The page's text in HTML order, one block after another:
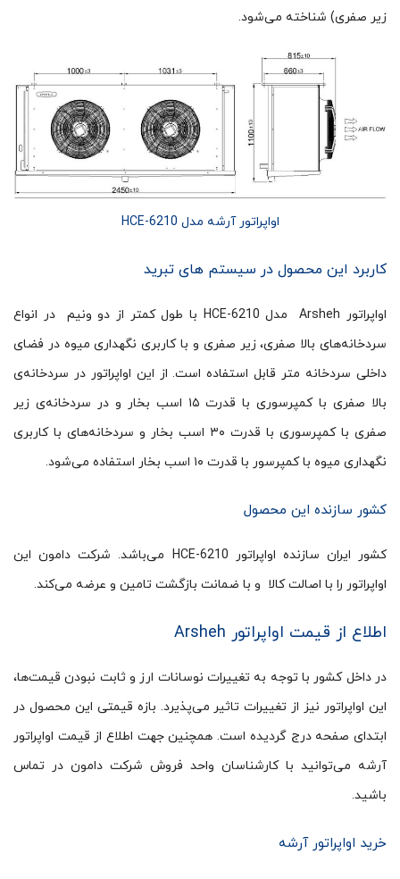
زیر صفری) شناخته می‌شود.
اواپراتور آرشه مدل HCE-6210
کاربرد این محصول در سیستم های تبرید
اواپراتور Arsheh مدل HCE-6210 با طول کمتر از دو ونیم در انواع
سردخانه‌های بالا صفری، زیر صفری و با کاربری نگهداری میوه در فضای
داخلی سردخانه متر قابل استفاده است. از این اواپراتور در سردخانه‌ی
بالا صفری با کمپرسوری با قدرت ۱۵ اسب بخار و در سردخانه‌ی زیر
صفری با کمپرسوری با قدرت ۳۰ اسب بخار و سردخانه‌های با کاربری
نگهداری میوه با کمپرسور با قدرت ۱۰ اسب بخار استفاده می‌شود.
کشور سازنده این محصول
کشور ایران سازنده اواپراتور HCE-6210 می‌باشد. شرکت دامون این
اواپراتور را با اصالت کالا و با ضمانت بازگشت تامین و عرضه می‌کند.
اطلاع از قیمت اواپراتور Arsheh
در داخل کشور با توجه به تغییرات نوسانات ارز و ثابت نبودن قیمت‌ها،
این اواپراتور نیز از تغییرات تاثیر می‌پذیرد. بازه قیمتی این محصول در
ابتدای صفحه درج گردیده است. همچنین جهت اطلاع از قیمت اواپراتور
آرشه می‌توانید با کارشناسان واحد فروش شرکت دامون در تماس
باشید.
خرید اواپراتور آرشه